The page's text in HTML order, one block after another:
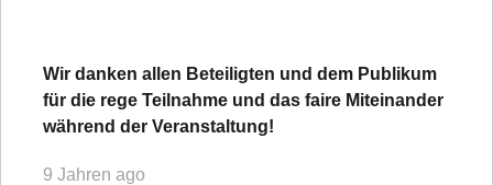
Wir danken allen Beteiligten und dem Publikum
für die rege Teilnahme und das faire Miteinander
während der Veranstaltung!
9 Jahren ago